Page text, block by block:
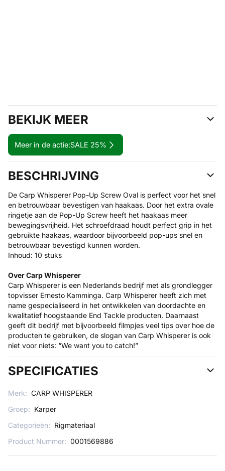
BEKIJK MEER
Meer in de actie:SALE 25%
BESCHRIJVING
De Carp Whisperer Pop-Up Screw Oval is perfect voor het snel
en betrouwbaar bevestigen van haakaas. Door het extra ovale
ringetje aan de Pop-Up Screw heeft het haakaas meer
bewegingsvrijheid. Het schroefdraad houdt perfect grip in het
gebruikte haakaas, waardoor bijvoorbeeld pop-ups snel en
betrouwbaar bevestigd kunnen worden.
Inhoud: 10 stuks
Over Carp Whisperer
Carp Whisperer is een Nederlands bedrijf met als grondlegger
topvisser Ernesto Kamminga. Carp Whisperer heeft zich met
name gespecialiseerd in het ontwikkelen van doordachte en
kwalitatief hoogstaande End Tackle producten. Daarnaast
geeft dit bedrijf met bijvoorbeeld filmpjes veel tips over hoe de
producten te gebruiken, de slogan van Carp Whisperer is ook
niet voor niets: “We want you to catch!”
SPECIFICATIES
Merk: CARP WHISPERER
Groep: Karper
Categorieën: Rigmateriaal
Product Nummer: 0001569886